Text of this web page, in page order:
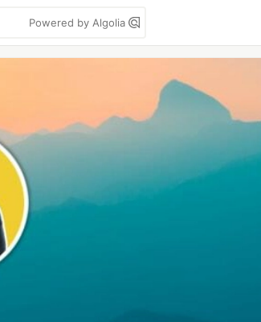
Powered by Algolia